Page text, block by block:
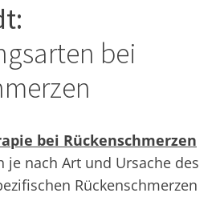
:
bei
bei Rückenschmerzen
je nach Art und Ursache des
Rückenschmerzen